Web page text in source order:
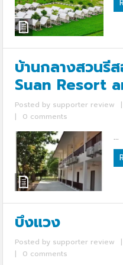
บ้านกลางสวนรี
Suan Resort
Posted by supporter review |
|
0 comments
...
บึงแวง
Posted by supporter review |
|
0 comments